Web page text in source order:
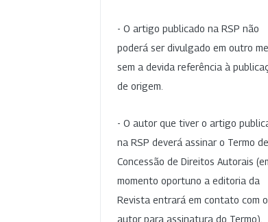
- O artigo publicado na RSP não
poderá ser divulgado em outro
sem a devida referência à
de origem.
- O autor que tiver o artigo
na RSP deverá assinar o Termo de
Concessão de Direitos Autorais
momento oportuno a editoria da
Revista entrará em contato com o
autor para assinatura do Termo).